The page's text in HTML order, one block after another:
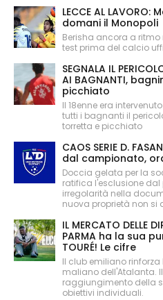
LECCE AL
domani il Monopoli
Berisha ancora a
test prima del calcio
SEGNALA IL
AI BAGNANTI,
picchiato
Il 18enne era
tutti i bagnanti il
torretta e picchiato
CAOS SERIE D.
dal campionato,
Doccia gelata per la
ratifica l'esclusione
irregolarità nella
nuova proprietà non si
IL MERCATO DELLE
PARMA ha la sua
TOURÉ! Le cifre
Il club emiliano
maliano dell'Atalanta.
raggiungimento della
obiettivi individuali.